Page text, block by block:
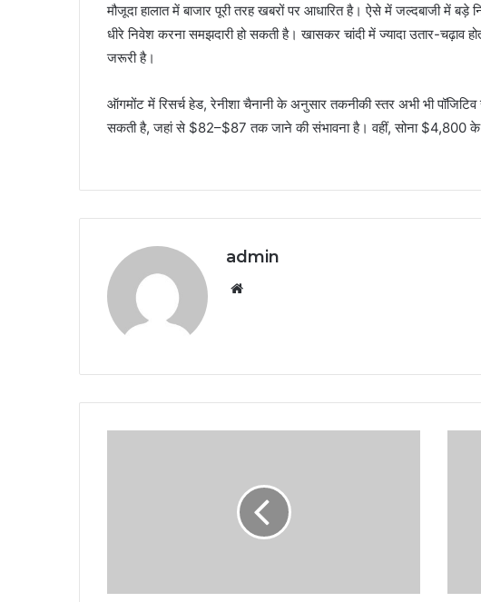
मौजूदा हालात में बाजार पूरी तरह खबरों पर आधारित है। ऐसे में जल्दबाजी में बड़े
धीरे निवेश करना समझदारी हो सकती है। खासकर चांदी में ज्यादा उतार-चढ़ाव
जरूरी है।
ऑगमोंट में रिसर्च हेड, रेनीशा चैनानी के अनुसार तकनीकी स्तर अभी भी
सकती है, जहां से $82–$87 तक जाने की संभावना है। वहीं, सोना $4,800
admin